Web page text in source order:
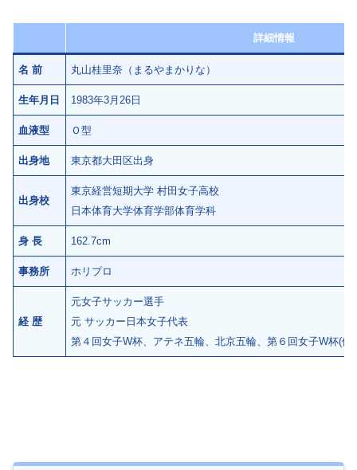
詳細情報
名 前 丸山桂里奈（まるやまかりな）
生年月日 1983年3月26日
血液型 Ｏ型
出身地 東京都大田区出身
出身校
東京経営短期大学 村田女子高校
日本体育大学体育学部体育学科
身 長 162.7cm
事務所 ホリプロ
経 歴
元女子サッカー選手
元 サッカー日本女子代表
第４回女子W杯、アテネ五輪、北京五輪、第６回女子W杯(優